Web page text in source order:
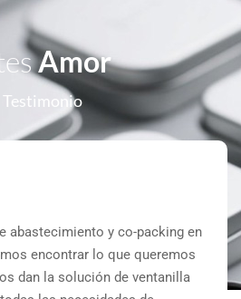
Amor
Testimonio
abastecimiento y co-packing en
encontrar lo que queremos
dan la solución de ventanilla